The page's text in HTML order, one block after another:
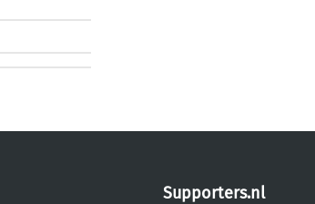
Supporters.nl